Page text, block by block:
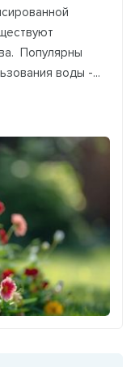
Популярны
воды -...